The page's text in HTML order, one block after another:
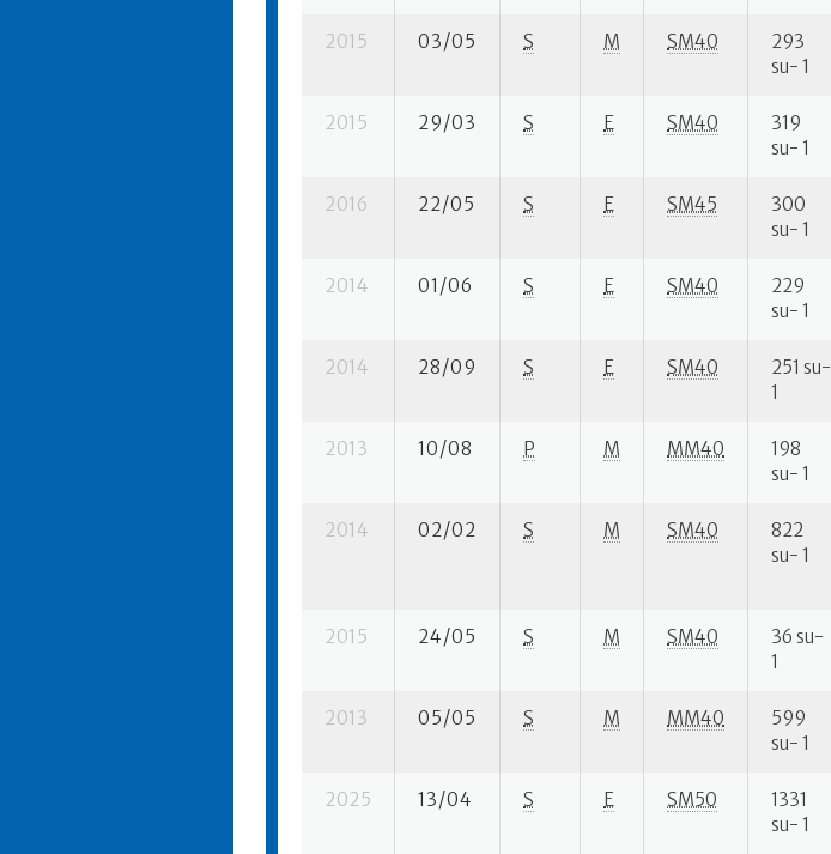
2015 03/05 S M SM40
293
su- 1
2015 29/03 S E SM40
319
su- 1
2016 22/05 S E SM45
300
su- 1
2014 01/06 S E SM40
229
su- 1
2014 28/09 S E SM40
251 su-
1
2013 10/08 P M MM40
198
su- 1
2014 02/02 S M SM40
822
su- 1
2015 24/05 S M SM40
36 su-
1
2013 05/05 S M MM40
599
su- 1
2025 13/04 S E SM50
1331
su- 1